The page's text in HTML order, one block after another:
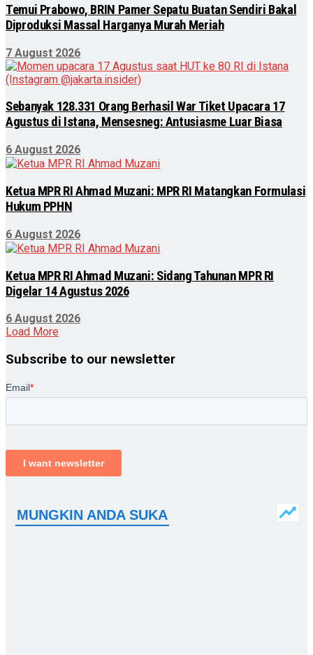
Temui Prabowo, BRIN Pamer Sepatu Buatan Sendiri Bakal
Diproduksi Massal Harganya Murah Meriah
7 August 2026
Sebanyak 128.331 Orang Berhasil War Tiket Upacara 17
Agustus di Istana, Mensesneg: Antusiasme Luar Biasa
6 August 2026
Ketua MPR RI Ahmad Muzani: MPR RI Matangkan Formulasi
Hukum PPHN
6 August 2026
Ketua MPR RI Ahmad Muzani: Sidang Tahunan MPR RI
Digelar 14 Agustus 2026
6 August 2026
Load More
Subscribe to our newsletter